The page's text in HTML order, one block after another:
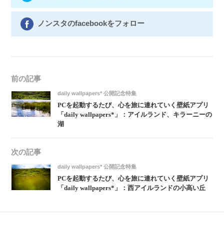
ノンスタのfacebookをフォロー
前の記事
daily wallpapers* 公開記念特集
PCを起動するたび、心を旅に連れていく壁紙アプリ
「daily wallpapers*」：アイルランド、キラーニーの
湖
次の記事
daily wallpapers* 公開記念特集
PCを起動するたび、心を旅に連れていく壁紙アプリ
「daily wallpapers*」：西アイルランドの小高い丘